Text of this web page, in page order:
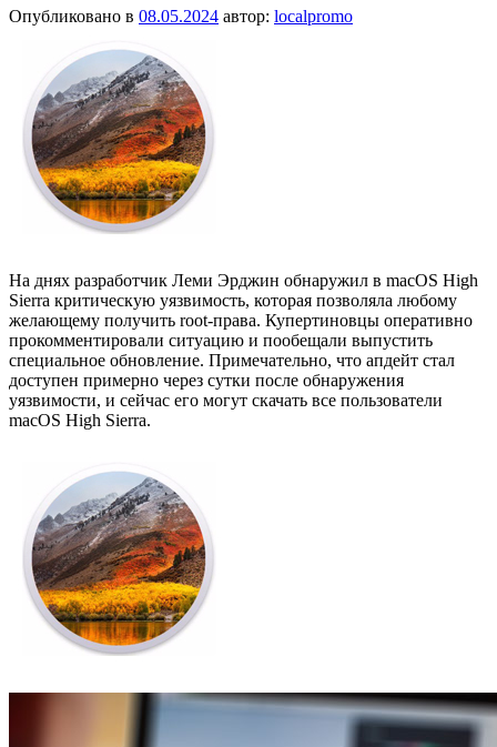
Опубликовано в 08.05.2024 автор: localpromo
На днях разработчик Леми Эрджин обнаружил в macOS High
Sierra критическую уязвимость, которая позволяла любому
желающему получить root-права. Купертиновцы оперативно
прокомментировали ситуацию и пообещали выпустить
специальное обновление. Примечательно, что апдейт стал
доступен примерно через сутки после обнаружения
уязвимости, и сейчас его могут скачать все пользователи
macOS High Sierra.